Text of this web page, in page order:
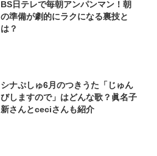
BS日テレで毎朝アンパンマン！朝
の準備が劇的にラクになる裏技と
は？
シナぷしゅ6月のつきうた「じゅん
びしますので」はどんな歌？眞名子
新さんとceciさんも紹介